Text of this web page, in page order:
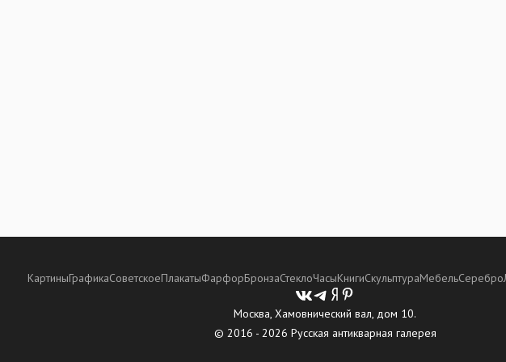
КартиныГрафикаСоветскоеПлакатыФарфорБронзаСтеклоЧасыКнигиСкульптураМебельСеребро
Москва, Хамовнический вал, дом 10.
© 2016 - 2026 Русская антикварная галерея